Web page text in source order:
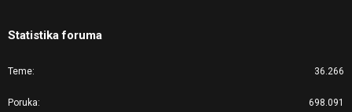
Statistika foruma
Teme 36.266
Poruka 698.091